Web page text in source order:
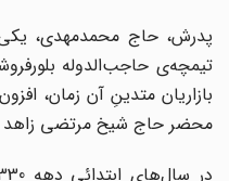
پدرش، حاج محمدمهدی، یکی
تیمچه‌ی حاجب‌الدوله
بازاریان متدینِ آن زمان،
محضر حاج شیخ مرتضی زاهد